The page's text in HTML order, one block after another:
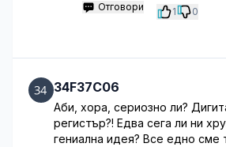
Отговори 1 0
34F37C06
Аби, хора, сериозно ли?
регистър?! Едва сега ли ни
гениална идея? Все едно сме